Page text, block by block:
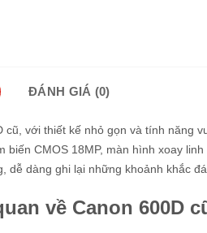
ĐÁNH GIÁ (0)
cũ, với thiết kế nhỏ gọn và tính năng
biến CMOS 18MP, màn hình xoay
dễ dàng ghi lại những khoảnh khắc
về Canon 600D